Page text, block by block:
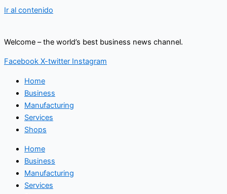
Ir al contenido
Welcome – the world’s best business news channel.
Facebook X-twitter Instagram
Home
Business
Manufacturing
Services
Shops
Home
Business
Manufacturing
Services